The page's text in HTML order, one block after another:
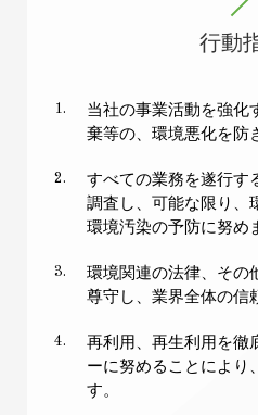
行動
1.
当社の事業活動を強化
棄等の、環境悪化を防
2.
すべての業務を遂行す
調査し、可能な限り、
環境汚染の予防に努め
3.
環境関連の法律、その
尊守し、業界全体の信
4.
再利用、再生利用を徹
ーに努めることにより
す。